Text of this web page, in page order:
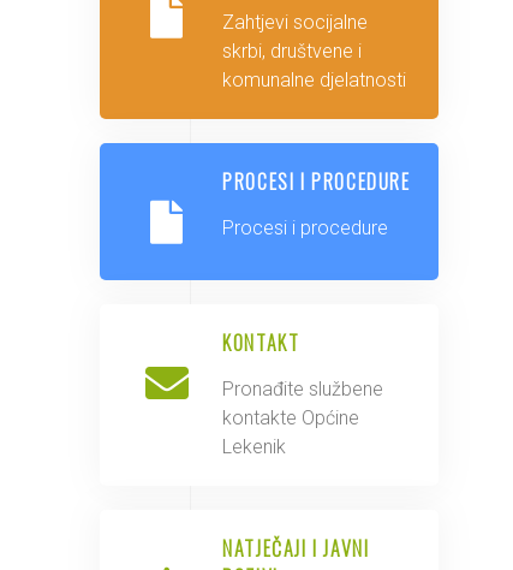
Zahtjevi socijalne
skrbi, društvene i
komunalne djelatnosti
PROCESI I PROCEDURE
Procesi i procedure
KONTAKT
Pronađite službene
kontakte Općine
Lekenik
NATJEČAJI I JAVNI